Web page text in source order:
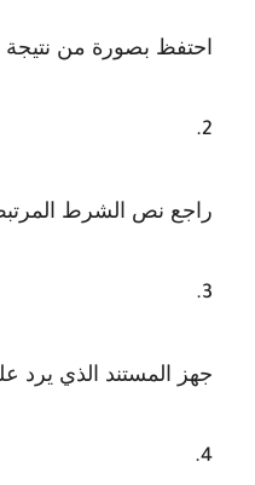
احتفظ بصورة من
راجع نص الشرط
جهز المستند الذي يرد